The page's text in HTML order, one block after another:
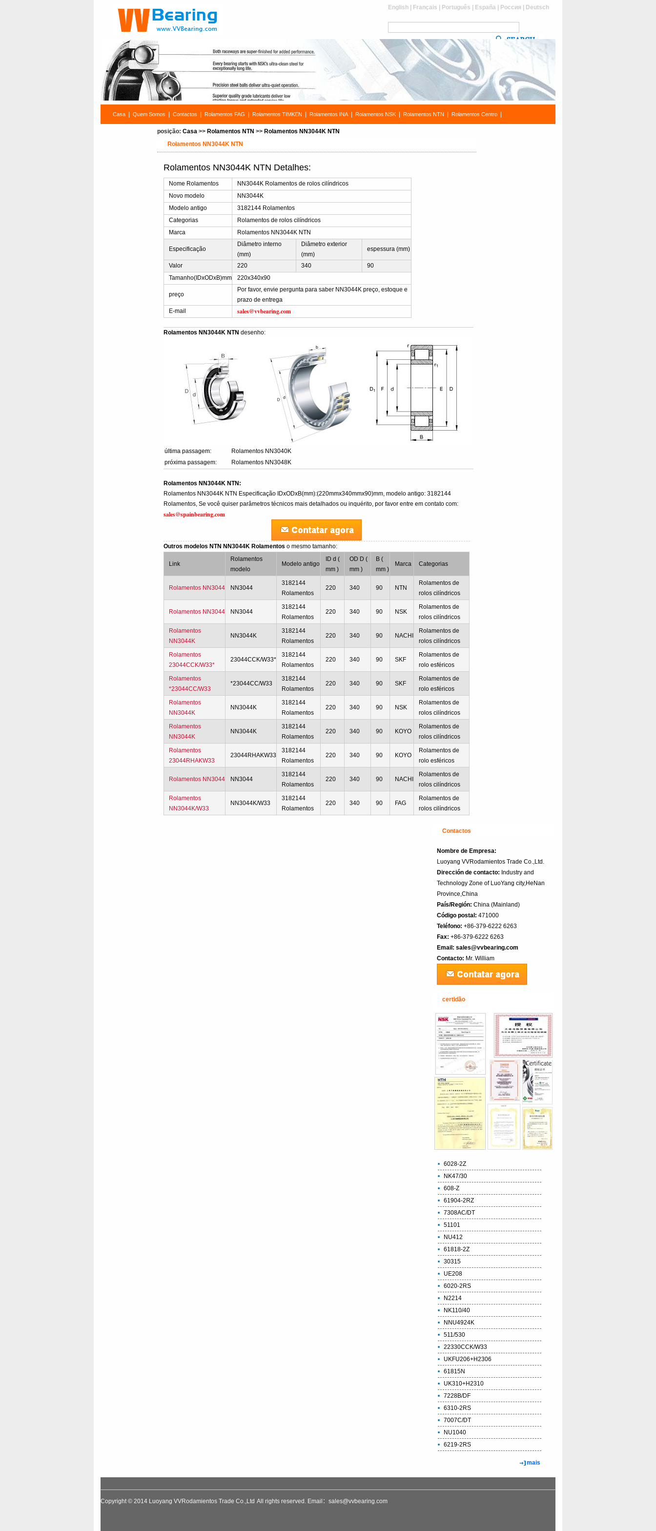
English Français Português España Россия Deutsch
Casa Quem Somos Contactos Rolamentos FAG Rolamentos TIMKEN Rolamentos INA Rolamentos NSK Rolamentos NTN Rolamentos Centro
posição: Casa >> Rolamentos NTN >> Rolamentos NN3044K NTN
Rolamentos NN3044K NTN
Rolamentos NN3044K NTN Detalhes:
Nome Rolamentos
NN3044K Rolamentos de rolos cilíndricos
Novo modelo
NN3044K
Modelo antigo
3182144 Rolamentos
Categorias
Rolamentos de rolos cilíndricos
Marca
Rolamentos NN3044K NTN
Especificação
Diâmetro interno
(mm)
Diâmetro exterior
(mm)
espessura (mm)
Valor 220 340
90
Tamanho(IDxODxB)mm
220x340x90
preço
Por favor, envie pergunta para saber NN3044K preço, estoque e
prazo de entrega
E-mail
sales@vvbearing.com
Rolamentos NN3044K NTN desenho:
última passagem:
Rolamentos NN3040K
próxima passagem:
Rolamentos NN3048K
Rolamentos NN3044K NTN:
Rolamentos NN3044K NTN Especificação IDxODxB(mm):(220mmx340mmx90)mm, modelo antigo: 3182144
Rolamentos, Se você quiser parâmetros técnicos mais detalhados ou inquérito, por favor entre em contato com:
sales@spainbearing.com
Outros modelos NTN NN3044K Rolamentoso mesmo tamanho:
Link
Rolamentos
modelo
Modelo antigo
ID d (
mm )
OD D (
mm )
B (
mm )
Marca Categorias
Rolamentos NN3044 NN3044
3182144
Rolamentos
220 340 90 NTN
Rolamentos de
rolos cilíndricos
Rolamentos NN3044 NN3044
3182144
Rolamentos
220 340 90 NSK
Rolamentos de
rolos cilíndricos
Rolamentos
NN3044K
NN3044K
3182144
Rolamentos
220 340 90 NACHI
Rolamentos de
rolos cilíndricos
Rolamentos
23044CCK/W33*
23044CCK/W33*
3182144
Rolamentos
220 340 90 SKF
Rolamentos de
rolo esféricos
Rolamentos
*23044CC/W33
*23044CC/W33
3182144
Rolamentos
220 340 90 SKF
Rolamentos de
rolo esféricos
Rolamentos
NN3044K
NN3044K
3182144
Rolamentos
220 340 90 NSK
Rolamentos de
rolos cilíndricos
Rolamentos
NN3044K
NN3044K
3182144
Rolamentos
220 340 90 KOYO
Rolamentos de
rolos cilíndricos
Rolamentos
23044RHAKW33
23044RHAKW33
3182144
Rolamentos
220 340 90 KOYO
Rolamentos de
rolo esféricos
Rolamentos NN3044 NN3044
3182144
Rolamentos
220 340 90 NACHI
Rolamentos de
rolos cilíndricos
Rolamentos
NN3044K/W33
NN3044K/W33
3182144
Rolamentos
220 340 90 FAG
Rolamentos de
rolos cilíndricos
Contactos
Nombre de Empresa:
Luoyang VVRodamientos Trade Co.,Ltd.
Dirección de contacto: Industry and
Technology Zone of LuoYang city,HeNan
Province,China
País/Región: China (Mainland)‎
Código postal: 471000
Teléfono: +86-379-6222 6263
Fax: +86-379-6222 6263
Email: sales@vvbearing.com
Contacto: Mr. William
certidão
6028-2Z
NK47/30
608-Z
61904-2RZ
7308AC/DT
51101
NU412
61818-2Z
30315
UE208
6020-2RS
N2214
NK110/40
NNU4924K
511/530
22330CCK/W33
UKFU206+H2306
61815N
UK310+H2310
7228B/DF
6310-2RS
7007C/DT
NU1040
6219-2RS
mais
Copyright © 2014 Luoyang VVRodamientos Trade Co.,Ltd All rights reserved. Email：sales@vvbearing.com